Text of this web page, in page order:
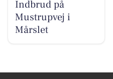
Indbrud på
Mustrupvej i
Mårslet